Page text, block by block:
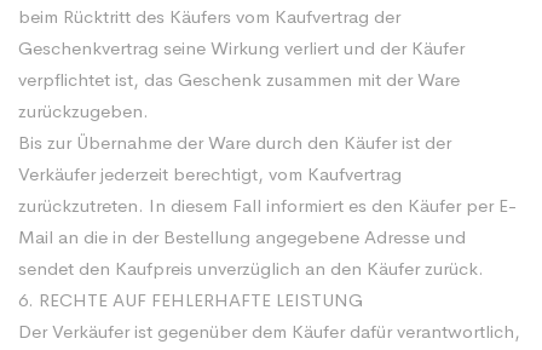
beim Rücktritt des Käufers vom Kaufvertrag der
Geschenkvertrag seine Wirkung verliert und der Käufer
verpflichtet ist, das Geschenk zusammen mit der Ware
zurückzugeben.
Bis zur Übernahme der Ware durch den Käufer ist der
Verkäufer jederzeit berechtigt, vom Kaufvertrag
zurückzutreten. In diesem Fall informiert es den Käufer per E-
Mail an die in der Bestellung angegebene Adresse und
sendet den Kaufpreis unverzüglich an den Käufer zurück.
6. RECHTE AUF FEHLERHAFTE LEISTUNG
Der Verkäufer ist gegenüber dem Käufer dafür verantwortlich,